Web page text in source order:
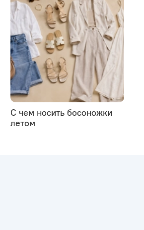
С чем носить босоножки
летом